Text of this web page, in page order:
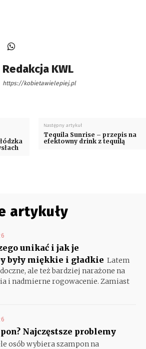
Redakcja KWL
https://kobietawielepiej.pl
Następny artykuł
Tequila Sunrise – przepis na
efektowny drink z tequilą
artykuły
unikać i jak je
były miękkie i gładkie Latem
ale też bardziej narażone na
i nadmierne rogowacenie. Zamiast
Najczęstsze problemy
osób wybiera szampon na